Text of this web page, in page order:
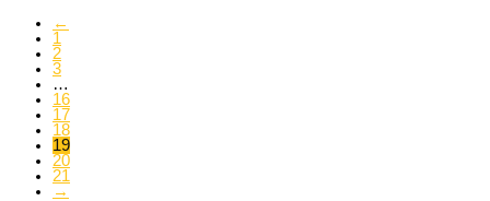
←
1
2
3
…
16
17
18
19
20
21
→